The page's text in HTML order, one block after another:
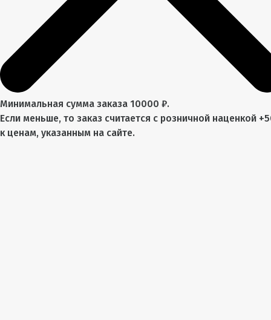
Минимальная сумма заказа 10000 ₽.
Если меньше, то заказ считается с розничной наценкой
к ценам, указанным на сайте.